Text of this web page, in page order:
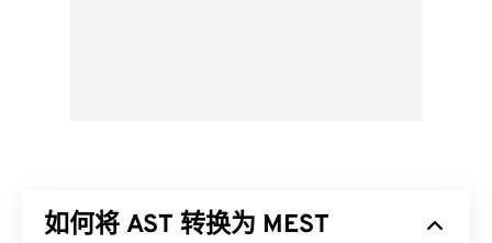
如何将 AST 转换为 MEST